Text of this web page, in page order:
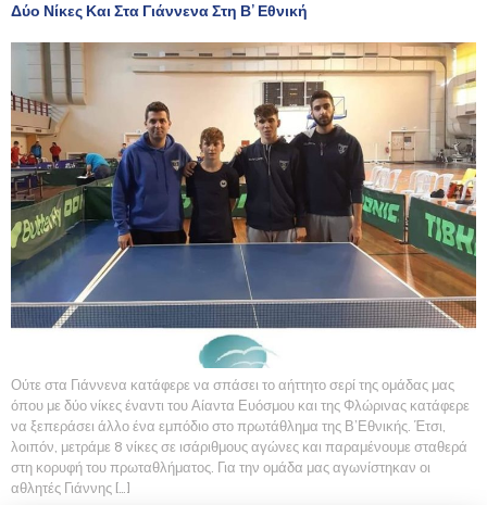
Δύο Νίκες Και Στα Γιάννενα Στη Β’ Εθνική
Ούτε στα Γιάννενα κατάφερε να σπάσει το αήττητο σερί της ομάδας μας
όπου με δύο νίκες έναντι του Αίαντα Ευόσμου και της Φλώρινας κατάφερε
να ξεπεράσει άλλο ένα εμπόδιο στο πρωτάθλημα της Β’Εθνικής. Έτσι,
λοιπόν, μετράμε 8 νίκες σε ισάριθμους αγώνες και παραμένουμε σταθερά
στη κορυφή του πρωταθλήματος. Για την ομάδα μας αγωνίστηκαν οι
αθλητές Γιάννης […]